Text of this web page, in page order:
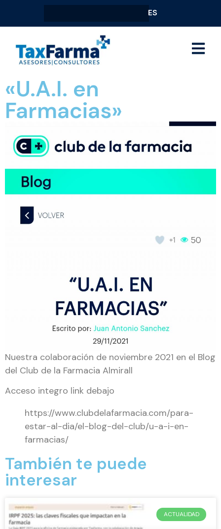
ES
«U.A.I. en
Farmacias»
Nuestra colaboración de noviembre 2021 en el Blog
del Club de la Farmacia Almirall
Acceso integro link debajo
https://www.clubdelafarmacia.com/para-
estar-al-dia/el-blog-del-club/u-a-i-en-
farmacias/
También te puede
interesar
ACTUALIDAD